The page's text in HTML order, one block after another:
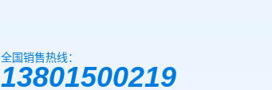
全国销售热线：
13801500219